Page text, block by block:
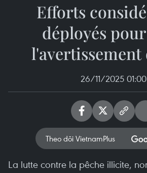
Efforts
déployés
l'avertissement
26/11/2025 01:00
Theo dõi VietnamPlus
La lutte contre la pêche illicite,